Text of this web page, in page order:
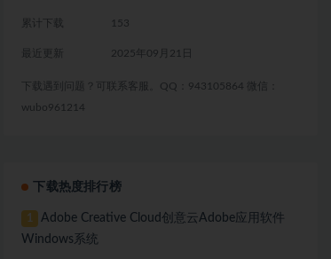
累计下载 153
最近更新 2025年09月21日
下载遇到问题？可联系客服。QQ：943105864 微信：
wubo961214
下载热度排行榜
1
Adobe Creative Cloud创意云Adobe应用软件
Windows系统